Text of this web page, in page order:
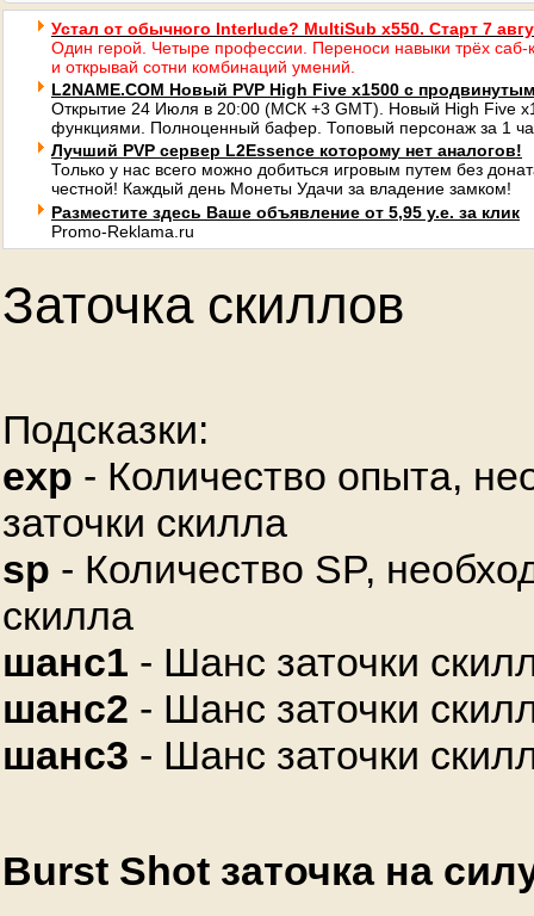
Устал от обычного Interlude? MultiSub x550. Старт 7
Один герой. Четыре профессии. Переноси навыки трёх саб-
и открывай сотни комбинаций умений.
L2NAME.COM Новый PVP High Five x1500 с
Открытие 24 Июля в 20:00 (МСК +3 GMT). Новый High Five
функциями. Полноценный бафер. Топовый персонаж за 1
Лучший PVP сервер L2Essence которому нет аналогов!
Только у нас всего можно добиться игровым путем без
честной! Каждый день Монеты Удачи за владение замком!
Разместите здесь Ваше объявление от 5,95 у.е. за клик
Promo-Reklama.ru
Заточка скиллов
Подсказки:
exp - Количество опыта,
заточки скилла
sp - Количество SP,
скилла
шанс1 - Шанс заточки
шанс2 - Шанс заточки
шанс3 - Шанс заточки
Burst Shot заточка на